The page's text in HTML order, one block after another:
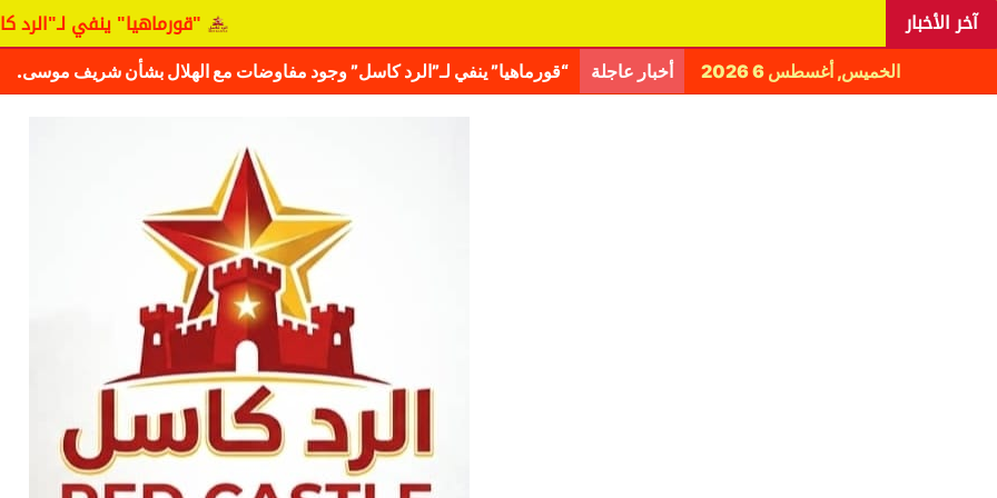
آخر الأخبار "قورماهيا" ينفي لـ"الرد
الخميس, أغسطس 6 2026 أخبار عاجلة اليانغا يكشف حقيقة مفاوضات نجم المريخ